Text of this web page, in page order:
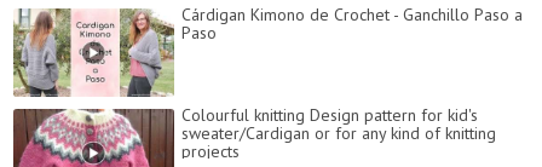
Cárdigan Kimono de Crochet - Ganchillo Paso a
Paso
Colourful knitting Design pattern for kid's
sweater/Cardigan or for any kind of knitting
projects